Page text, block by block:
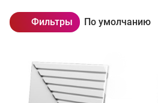
Фильтры По умолчанию